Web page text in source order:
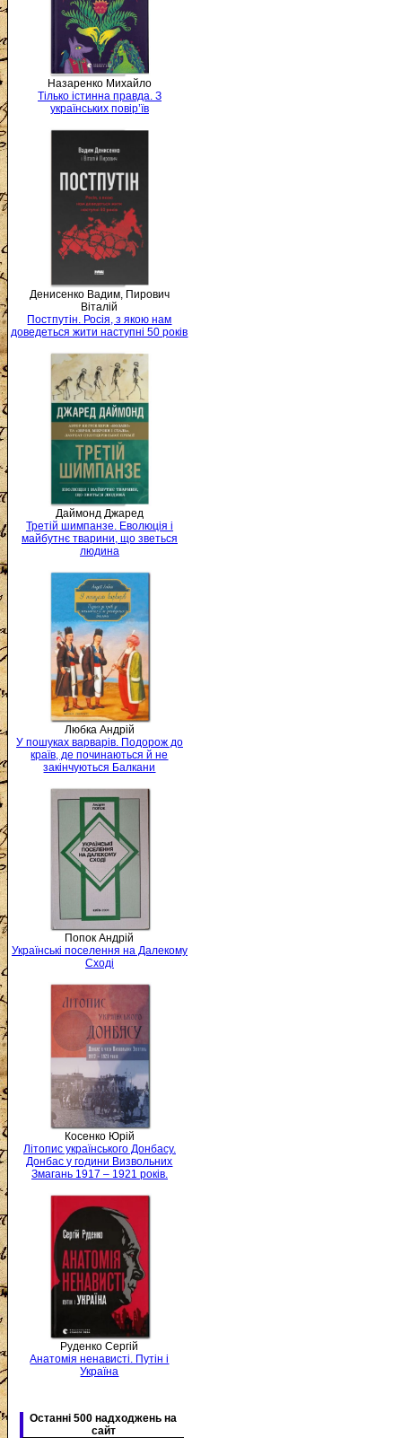
Назаренко Михайло
Тілько істинна правда. З
українських повір’їв
Денисенко Вадим, Пирович
Віталій
Постпутін. Росія, з якою нам
доведеться жити наступні 50 років
Даймонд Джаред
Третій шимпанзе. Еволюція і
майбутнє тварини, що зветься
людина
Любка Андрій
У пошуках варварів. Подорож до
країв, де починаються й не
закінчуються Балкани
Попок Андрій
Українські поселення на Далекому
Сході
Косенко Юрій
Літопис українського Донбасу.
Донбас у години Визвольних
Змагань 1917 – 1921 років.
Руденко Сергій
Анатомія ненависті. Путін і
Україна
Останні 500 надходжень на
сайт